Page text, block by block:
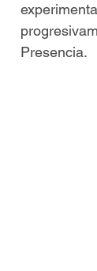
El
Presencia.